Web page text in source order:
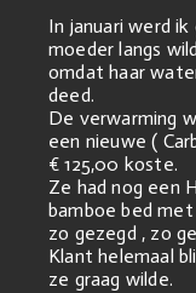
In januari werd
moeder langs
omdat haar
deed.
De verwarming
een nieuwe (
€ 125,00 koste.
Ze had nog een
bamboe bed
zo gezegd , zo
Klant helemaal
ze graag wilde.